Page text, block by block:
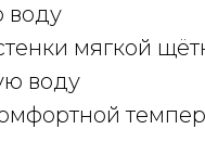
воду
мягкой
воду